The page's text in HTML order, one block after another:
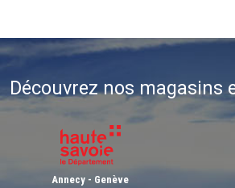
Découvrez nos magasins
Annecy - Genève